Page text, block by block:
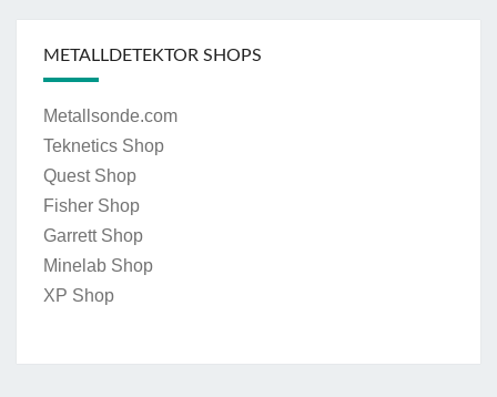
METALLDETEKTOR SHOPS
Metallsonde.com
Teknetics Shop
Quest Shop
Fisher Shop
Garrett Shop
Minelab Shop
XP Shop